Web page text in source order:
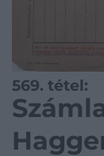
569. tétel: